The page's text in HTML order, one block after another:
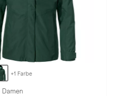
+1 Farbe
Damen